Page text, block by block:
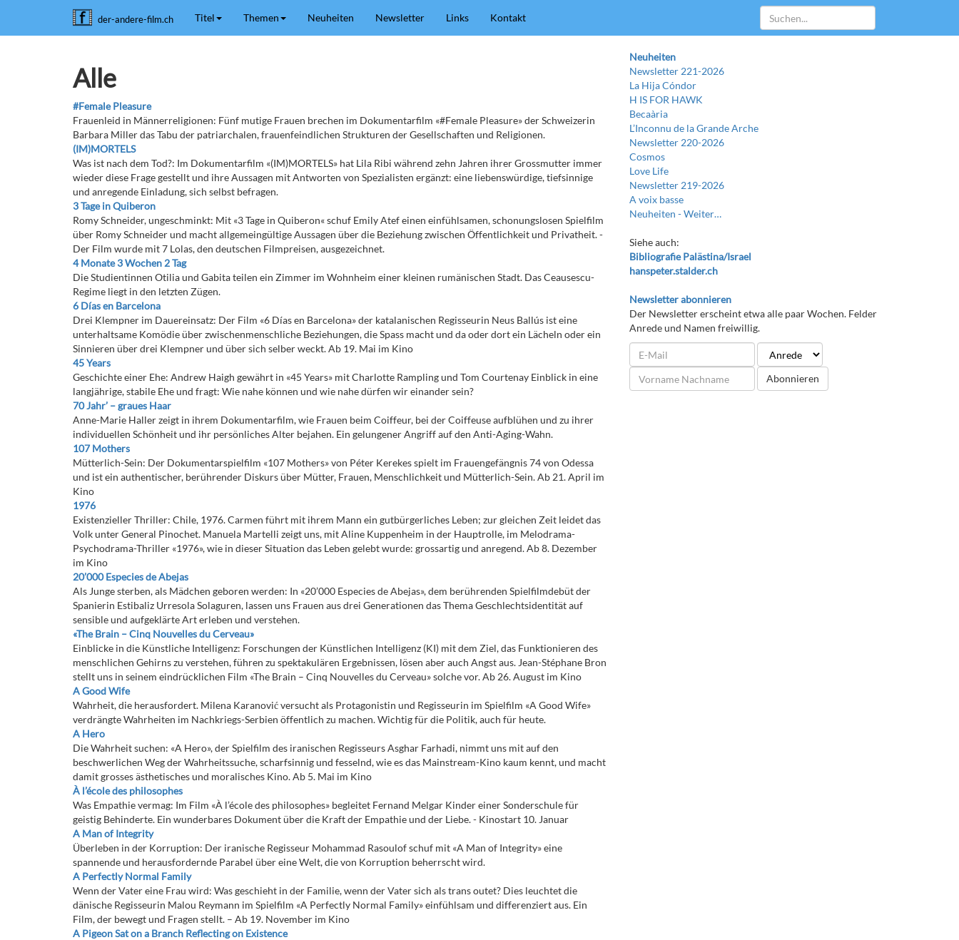
der-andere-film.ch Titel Themen Neuheiten Newsletter Links Kontakt
Alle
#Female Pleasure
Frauenleid in Männerreligionen: Fünf mutige Frauen brechen im Dokumentarfilm «#Female Pleasure» der Schweizerin
Barbara Miller das Tabu der patriarchalen, frauenfeindlichen Strukturen der Gesellschaften und Religionen.
(IM)MORTELS
Was ist nach dem Tod?: Im Dokumentarfilm «(IM)MORTELS» hat Lila Ribi während zehn Jahren ihrer Grossmutter immer
wieder diese Frage gestellt und ihre Aussagen mit Antworten von Spezialisten ergänzt: eine liebenswürdige, tiefsinnige
und anregende Einladung, sich selbst befragen.
3 Tage in Quiberon
Romy Schneider, ungeschminkt: Mit «3 Tage in Quiberon« schuf Emily Atef einen einfühlsamen, schonungslosen Spielfilm
über Romy Schneider und macht allgemeingültige Aussagen über die Beziehung zwischen Öffentlichkeit und Privatheit. -
Der Film wurde mit 7 Lolas, den deutschen Filmpreisen, ausgezeichnet.
4 Monate 3 Wochen 2 Tag
Die Studientinnen Otilia und Gabita teilen ein Zimmer im Wohnheim einer kleinen rumänischen Stadt. Das Ceausescu-
Regime liegt in den letzten Zügen.
6 Días en Barcelona
Drei Klempner im Dauereinsatz: Der Film «6 Días en Barcelona» der katalanischen Regisseurin Neus Ballús ist eine
unterhaltsame Komödie über zwischenmenschliche Beziehungen, die Spass macht und da oder dort ein Lächeln oder ein
Sinnieren über drei Klempner und über sich selber weckt. Ab 19. Mai im Kino
45 Years
Geschichte einer Ehe: Andrew Haigh gewährt in «45 Years» mit Charlotte Rampling und Tom Courtenay Einblick in eine
langjährige, stabile Ehe und fragt: Wie nahe können und wie nahe dürfen wir einander sein?
70 Jahr’ – graues Haar
Anne-Marie Haller zeigt in ihrem Dokumentarfilm, wie Frauen beim Coiffeur, bei der Coiffeuse aufblühen und zu ihrer
individuellen Schönheit und ihr persönliches Alter bejahen. Ein gelungener Angriff auf den Anti-Aging-Wahn.
107 Mothers
Mütterlich-Sein: Der Dokumentarspielfilm «107 Mothers» von Péter Kerekes spielt im Frauengefängnis 74 von Odessa
und ist ein authentischer, berührender Diskurs über Mütter, Frauen, Menschlichkeit und Mütterlich-Sein. Ab 21. April im
Kino
1976
Existenzieller Thriller: Chile, 1976. Carmen führt mit ihrem Mann ein gutbürgerliches Leben; zur gleichen Zeit leidet das
Volk unter General Pinochet. Manuela Martelli zeigt uns, mit Aline Kuppenheim in der Hauptrolle, im Melodrama-
Psychodrama-Thriller «1976», wie in dieser Situation das Leben gelebt wurde: grossartig und anregend. Ab 8. Dezember
im Kino
20’000 Especies de Abejas
Als Junge sterben, als Mädchen geboren werden: In «20’000 Especies de Abejas», dem berührenden Spielfilmdebüt der
Spanierin Estibaliz Urresola Solaguren, lassen uns Frauen aus drei Generationen das Thema Geschlechtsidentität auf
sensible und aufgeklärte Art erleben und verstehen.
«The Brain – Cinq Nouvelles du Cerveau»
Einblicke in die Künstliche Intelligenz: Forschungen der Künstlichen Intelligenz (KI) mit dem Ziel, das Funktionieren des
menschlichen Gehirns zu verstehen, führen zu spektakulären Ergebnissen, lösen aber auch Angst aus. Jean-Stéphane Bron
stellt uns in seinem eindrücklichen Film «The Brain – Cinq Nouvelles du Cerveau» solche vor. Ab 26. August im Kino
A Good Wife
Wahrheit, die herausfordert. Milena Karanović versucht als Protagonistin und Regisseurin im Spielfilm «A Good Wife»
verdrängte Wahrheiten im Nachkriegs-Serbien öffentlich zu machen. Wichtig für die Politik, auch für heute.
A Hero
Die Wahrheit suchen: «A Hero», der Spielfilm des iranischen Regisseurs Asghar Farhadi, nimmt uns mit auf den
beschwerlichen Weg der Wahrheitssuche, scharfsinnig und fesselnd, wie es das Mainstream-Kino kaum kennt, und macht
damit grosses ästhetisches und moralisches Kino. Ab 5. Mai im Kino
À l’école des philosophes
Was Empathie vermag: Im Film «À l’école des philosophes» begleitet Fernand Melgar Kinder einer Sonderschule für
geistig Behinderte. Ein wunderbares Dokument über die Kraft der Empathie und der Liebe. - Kinostart 10. Januar
A Man of Integrity
Überleben in der Korruption: Der iranische Regisseur Mohammad Rasoulof schuf mit «A Man of Integrity» eine
spannende und herausfordernde Parabel über eine Welt, die von Korruption beherrscht wird.
A Perfectly Normal Family
Wenn der Vater eine Frau wird: Was geschieht in der Familie, wenn der Vater sich als trans outet? Dies leuchtet die
dänische Regisseurin Malou Reymann im Spielfilm «A Perfectly Normal Family» einfühlsam und differenziert aus. Ein
Film, der bewegt und Fragen stellt. – Ab 19. November im Kino
A Pigeon Sat on a Branch Reflecting on Existence
Neuheiten
Newsletter 221-2026
La Hija Cóndor
H IS FOR HAWK
Becaària
L’Inconnu de la Grande Arche
Newsletter 220-2026
Cosmos
Love Life
Newsletter 219-2026
A voix basse
Neuheiten -Weiter…
Siehe auch:
Bibliografie Palästina/Israel
hanspeter.stalder.ch
Newsletter abonnieren
Der Newsletter erscheint etwa alle paar Wochen. Felder
Anrede und Namen freiwillig.
Abonnieren